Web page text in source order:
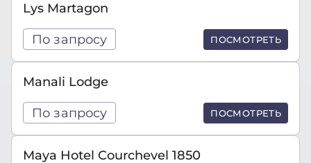
Lys Martagon
По запросу ПОСМОТРЕТЬ
Manali Lodge
По запросу ПОСМОТРЕТЬ
Maya Hotel Courchevel 1850